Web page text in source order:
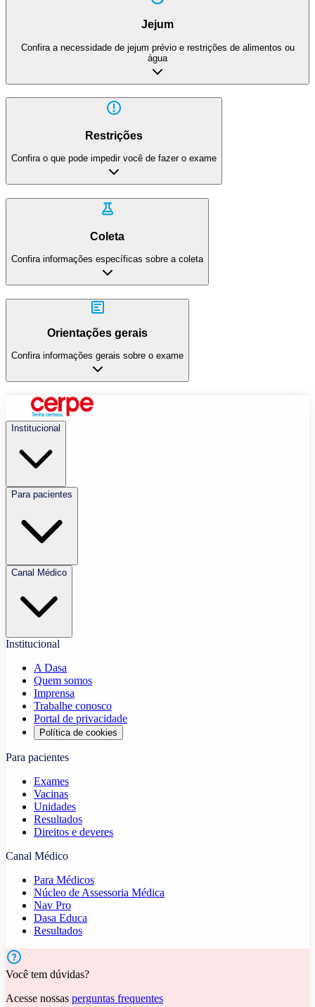
Jejum
Confira a necessidade de jejum prévio e restrições de alimentos ou
água
Restrições
Confira o que pode impedir você de fazer o exame
Coleta
Confira informações específicas sobre a coleta
Orientações gerais
Confira informações gerais sobre o exame
Institucional
Para pacientes
Canal Médico
Institucional
A Dasa
Quem somos
Imprensa
Trabalhe conosco
Portal de privacidade
Política de cookies
Para pacientes
Exames
Vacinas
Unidades
Resultados
Direitos e deveres
Canal Médico
Para Médicos
Núcleo de Assessoria Médica
Nav Pro
Dasa Educa
Resultados
Você tem dúvidas?
Acesse nossas perguntas frequentes